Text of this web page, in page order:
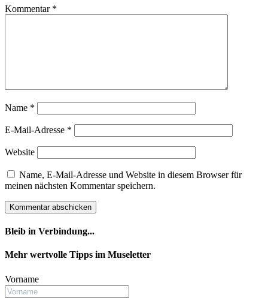
Kommentar *
Name *
E-Mail-Adresse *
Website
Name, E-Mail-Adresse und Website in diesem Browser für
meinen nächsten Kommentar speichern.
Bleib in Verbindung...
Facebook
YouTube
Instagram
Mehr wertvolle Tipps im Museletter
Vorname